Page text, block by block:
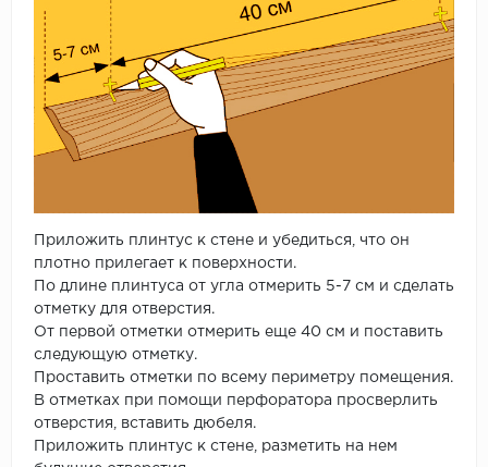
Приложить плинтус к стене и убедиться, что он
плотно прилегает к поверхности.
По длине плинтуса от угла отмерить 5-7 см и сделать
отметку для отверстия.
От первой отметки отмерить еще 40 см и поставить
следующую отметку.
Проставить отметки по всему периметру помещения.
В отметках при помощи перфоратора просверлить
отверстия, вставить дюбеля.
Приложить плинтус к стене, разметить на нем